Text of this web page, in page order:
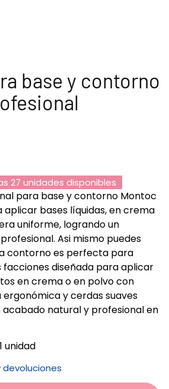
base y contorno
27 unidades disponibles
para base y contorno Montoc
aplicar bases líquidas, en crema
uniforme, logrando un
Asi mismo puedes
contorno es perfecta para
facciones diseñada para aplicar
en crema o en polvo con
ergonómica y cerdas suaves
natural y profesional en
unidad
devoluciones